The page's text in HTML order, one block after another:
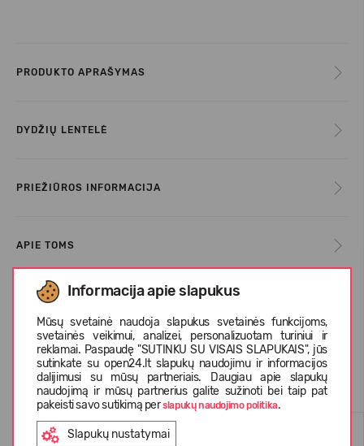
Informacija apie slapukus
Mūsų svetainė naudoja slapukus svetainės funkcijoms,
svetainės veikimui, analizei, personalizuotam turiniui ir
reklamai. Paspaudę "SUTINKU SU VISAIS SLAPUKAIS", jūs
sutinkate su open24.lt slapukų naudojimu ir informacijos
dalijimusi su mūsų partneriais. Daugiau apie slapukų
naudojimą ir mūsų partnerius galite sužinoti bei taip pat
pakeisti savo sutikimą perslapukų naudojimo politika.
Slapukų nustatymai
PRODUKTO APRAŠYMAS
DYDŽIŲ LENTELĖ
PRIEŽIŪROS INFORMACIJA
APIE TOMS
KLIENTŲ ATSILIEPIMAI (0)
Panašios prekės
-69%